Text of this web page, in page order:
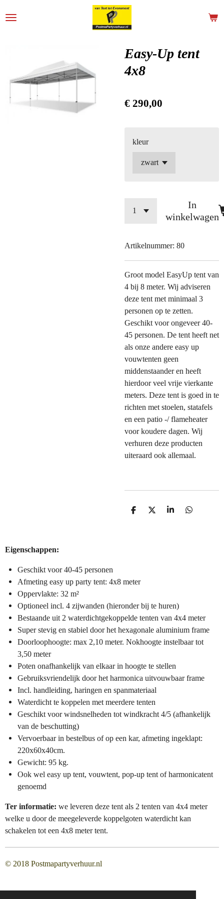
direct
Easy-Up tent
4x8
€ 290,00
kleur
In
winkelwagen
Artikelnummer: 80
Groot model EasyUp tent van
4 bij 8 meter. Wij adviseren
deze tent met minimaal 3
personen op te zetten.
Geschikt voor ongeveer 40-
45 personen. De tent heeft net
als onze andere easy up
vouwtenten geen
middenstaander en heeft
hierdoor veel vrije vierkante
meters. Deze tent is goed in te
richten met stoelen, statafels
en een patio -/ flameheater
voor koudere dagen. Wij
verhuren deze producten
uiteraard ook allemaal.
D
D
S
D
Eigenschappen:
Geschikt voor 40-45 personen
Afmeting easy up party tent: 4x8 meter
Oppervlakte: 32 m²
Optioneel incl. 4 zijwanden (hieronder bij te huren)
Bestaande uit 2 waterdichtgekoppelde tenten van 4x4 meter
Super stevig en stabiel door het hexagonale aluminium frame
Doorloophoogte: max 2,10 meter. Nokhoogte instelbaar tot
3,50 meter
Poten onafhankelijk van elkaar in hoogte te stellen
Gebruiksvriendelijk door het harmonica uitvouwbaar frame
Incl. handleiding, haringen en spanmateriaal
Waterdicht te koppelen met meerdere tenten
Geschikt voor windsnelheden tot windkracht 4/5 (afhankelijk
van de beschutting)
Vervoerbaar in bestelbus of op een kar, afmeting ingeklapt:
220x60x40cm.
Gewicht: 95 kg.
Ook wel easy up tent, vouwtent, pop-up tent of harmonicatent
genoemd
Ter informatie: we leveren deze tent als 2 tenten van 4x4 meter
welke u door de meegeleverde koppelgoten waterdicht kan
schakelen tot een 4x8 meter tent.
© 2018 Postmapartyverhuur.nl